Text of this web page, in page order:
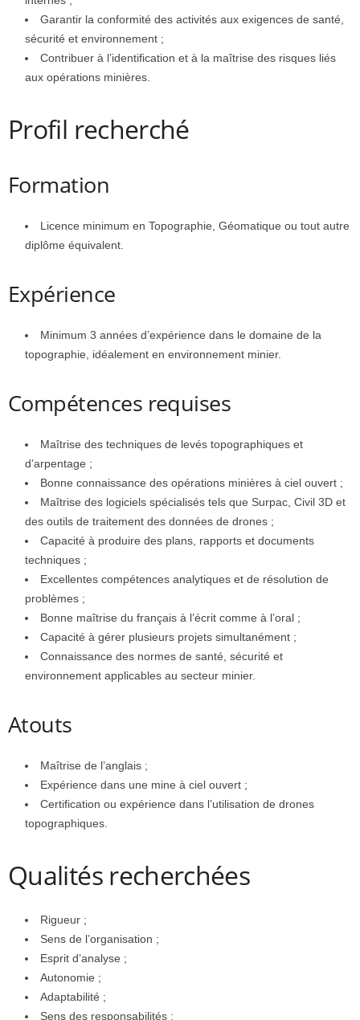
Garantir la conformité des activités aux exigences de santé,
sécurité et environnement ;
Contribuer à l’identification et à la maîtrise des risques liés
aux opérations minières.
Profil recherché
Formation
Licence minimum en Topographie, Géomatique ou tout autre
diplôme équivalent.
Expérience
Minimum 3 années d’expérience dans le domaine de la
topographie, idéalement en environnement minier.
Compétences requises
Maîtrise des techniques de levés topographiques et
d’arpentage ;
Bonne connaissance des opérations minières à ciel ouvert ;
Maîtrise des logiciels spécialisés tels que Surpac, Civil 3D et
des outils de traitement des données de drones ;
Capacité à produire des plans, rapports et documents
techniques ;
Excellentes compétences analytiques et de résolution de
problèmes ;
Bonne maîtrise du français à l’écrit comme à l’oral ;
Capacité à gérer plusieurs projets simultanément ;
Connaissance des normes de santé, sécurité et
environnement applicables au secteur minier.
Atouts
Maîtrise de l’anglais ;
Expérience dans une mine à ciel ouvert ;
Certification ou expérience dans l’utilisation de drones
topographiques.
Qualités recherchées
Rigueur ;
Sens de l’organisation ;
Esprit d’analyse ;
Autonomie ;
Adaptabilité ;
Sens des responsabilités ;